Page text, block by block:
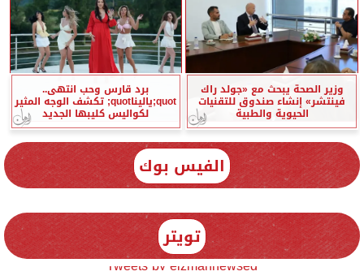
وزير الصحة يبحث مع «جولد راك
فينتشر» إنشاء صندوق للتقنيات
الحيوية والطبية
برد قارس وحب انتهى..
quot;ياليناquot; تكشف الوجه المثير
لكواليس كليبها الجديد
الفيس بوك
تويتر
Tweets by elzmannewseg